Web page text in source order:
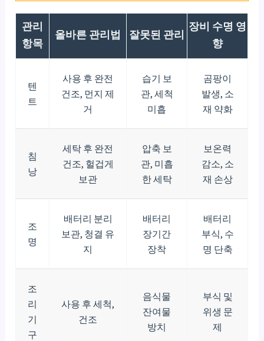
관리
항목
올바른 관리법 잘못된 관리
장비 수명 영
향
텐
트
사용 후 완전
건조, 먼지 제
거
습기 보
관, 세척
미흡
곰팡이
발생, 소
재 약화
침
낭
세탁 후 완전
건조, 헐겁게
보관
압축 보
관, 미흡
한 세탁
보온력
감소, 소
재 손상
조
명
배터리 분리
보관, 청결 유
지
배터리
장기간
장착
배터리
부식, 수
명 단축
조
리
기
구
사용 후 세척,
건조
음식물
잔여물
방치
부식 및
위생 문
제